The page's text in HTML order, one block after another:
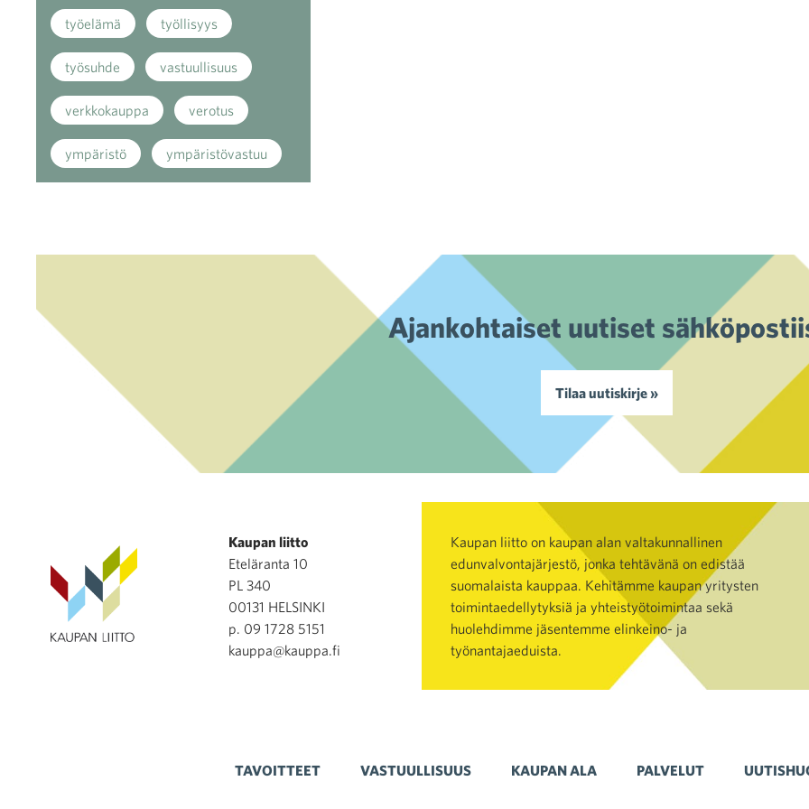
työelämä työllisyys
työsuhde vastuullisuus
verkkokauppa verotus
ympäristö ympäristövastuu
Ajankohtaiset uutiset
Tilaa uutiskirje »
Kaupan liitto
Eteläranta 10
PL 340
00131 HELSINKI
p. 09 1728 5151
kauppa@kauppa.fi
Kaupan liitto on kaupan alan valtakunnallinen
edunvalvontajärjestö, jonka tehtävänä on edistää
suomalaista kauppaa. Kehitämme kaupan yritysten
toimintaedellytyksiä ja yhteistyötoimintaa sekä
huolehdimme jäsentemme elinkeino- ja
työnantajaeduista.
TAVOITTEET VASTUULLISUUS KAUPAN ALA PALVELUT